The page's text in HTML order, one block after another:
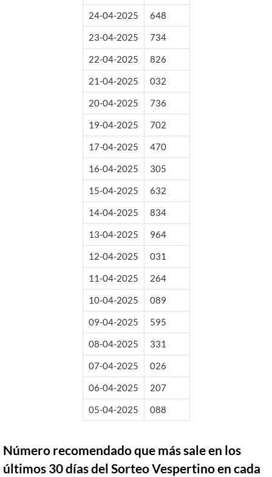
24-04-2025
648
23-04-2025
734
22-04-2025
826
21-04-2025
032
20-04-2025
736
19-04-2025
702
17-04-2025
470
16-04-2025
305
15-04-2025
632
14-04-2025
834
13-04-2025
964
12-04-2025
031
11-04-2025
264
10-04-2025
089
09-04-2025
595
08-04-2025
331
07-04-2025
026
06-04-2025
207
05-04-2025
088
Número recomendado que más sale en los
últimos 30 días del Sorteo Vespertino en cada